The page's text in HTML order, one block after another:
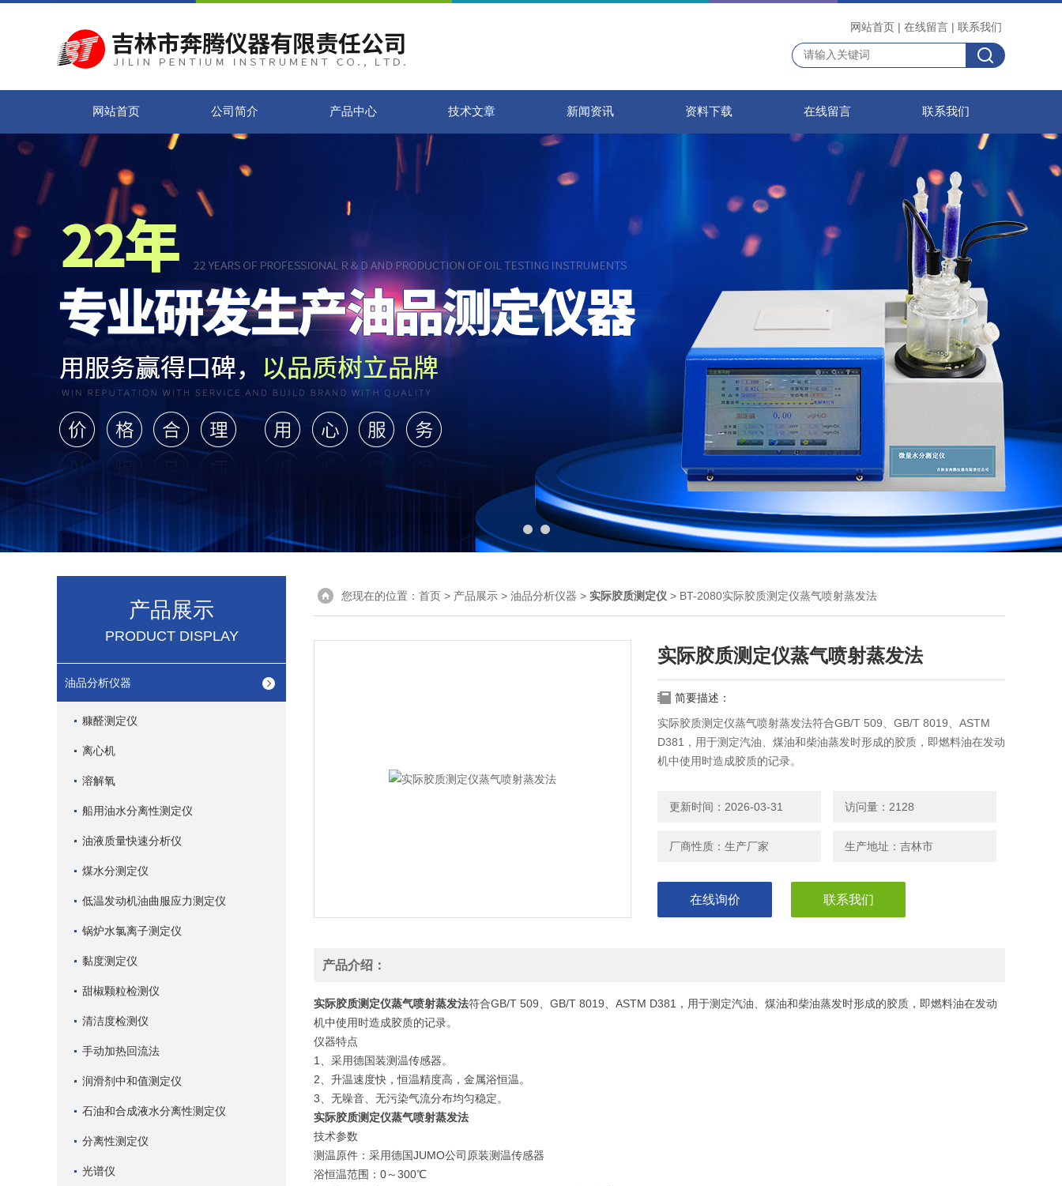
网站首页 | 在线留言 | 联系我们
网站首页 公司简介 产品中心 技术文章 新闻资讯 资料下载 在线留言 联系我们
产品展示
PRODUCT DISPLAY
油品分析仪器
糠醛测定仪
离心机
溶解氧
船用油水分离性测定仪
油液质量快速分析仪
煤水分测定仪
低温发动机油曲服应力测定仪
锅炉水氯离子测定仪
黏度测定仪
甜椒颗粒检测仪
清洁度检测仪
手动加热回流法
润滑剂中和值测定仪
石油和合成液水分离性测定仪
分离性测定仪
光谱仪
您现在的位置： 首页 > 产品展示 > 油品分析仪器 > 实际胶质测定仪 > BT-2080实际胶质测定仪蒸气喷射蒸发法
实际胶质测定仪蒸气喷射蒸发法
简要描述：
实际胶质测定仪蒸气喷射蒸发法符合GB/T 509、GB/T 8019、ASTM
D381，用于测定汽油、煤油和柴油蒸发时形成的胶质，即燃料油在发动
机中使用时造成胶质的记录。
更新时间：2026-03-31 访问量：2128
厂商性质：生产厂家 生产地址：吉林市
在线询价 联系我们
产品介绍：
实际胶质测定仪蒸气喷射蒸发法符合GB/T 509、GB/T 8019、ASTM D381，用于测定汽油、煤油和柴油蒸发时形成的胶质，即燃料油在发动
机中使用时造成胶质的记录。
仪器特点
1、采用德国装测温传感器。
2、升温速度快，恒温精度高，金属浴恒温。
3、无噪音、无污染气流分布均匀稳定。
实际胶质测定仪蒸气喷射蒸发法
技术参数
测温原件：采用德国JUMO公司原装测温传感器
浴恒温范围：0～300℃